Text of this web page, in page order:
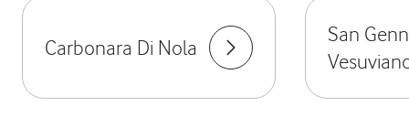
Carbonara Di Nola
San